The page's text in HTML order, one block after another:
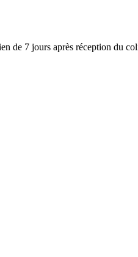
de 7 jours après réception du